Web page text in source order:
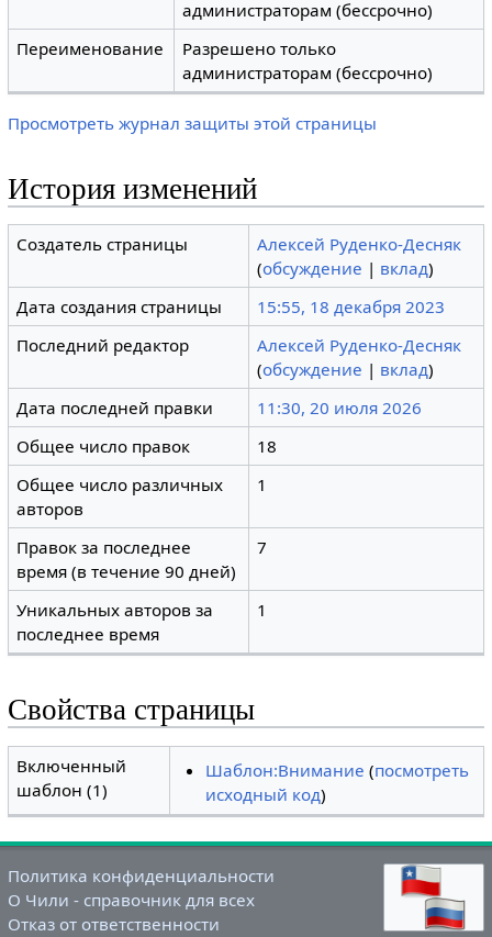
администраторам (бессрочно)
Переименование
Разрешено только
администраторам (бессрочно)
Просмотреть журнал защиты этой страницы
История изменений
Создатель страницы
Алексей Руденко-Десняк
(обсуждение | вклад)
Дата создания страницы
15:55, 18 декабря 2023
Последний редактор
Алексей Руденко-Десняк
(обсуждение | вклад)
Дата последней правки
11:30, 20 июля 2026
Общее число правок
18
Общее число различных
авторов
1
Правок за последнее
время (в течение 90 дней)
7
Уникальных авторов за
последнее время
1
Свойства страницы
Включенный
шаблон (1)
Шаблон:Внимание (посмотреть
исходный код)
Политика конфиденциальности
О Чили - справочник для всех
Отказ от ответственности